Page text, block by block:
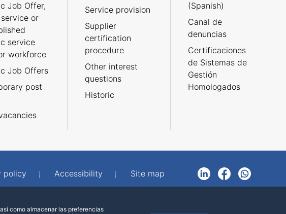
Job Offer,
or
service
workforce
Job Offers
post
Service provision
Supplier
certification
procedure
Other interest
questions
Historic
(Spanish)
Canal de
denuncias
Certificaciones
de Sistemas de
Gestión
Homologados
policy Accessibility Site map
LinkedInFacebookWhatsApp
como almacenar las preferencias